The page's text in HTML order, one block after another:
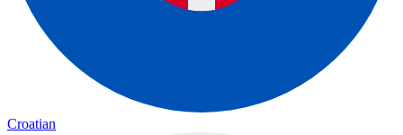
Croatian